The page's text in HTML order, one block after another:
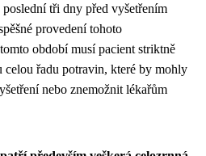
poslední tři dny před vyšetřením
provedení tohoto
období musí pacient striktně
řadu potravin, které by mohly
nebo znemožnit lékařům